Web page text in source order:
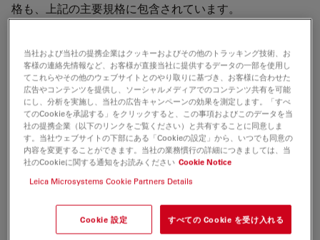
格も、上記の主要規格に包含されています。
当社および当社の提携企業はクッキーおよびその他のトラッキング技術、お
客様の連絡先情報など、お客様が直接当社に提供するデータの一部を使用し
てこれらやその他のウェブサイトとのやり取りに基づき、お客様に合わせた
広告やコンテンツを提供し、ソーシャルメディアでのコンテンツ共有を可能
にし、分析を実施し、当社の広告キャンペーンの効果を測定します。「すべ
てのCookieを承認する」をクリックすると、この事項およびこのデータを当
社の提携企業（以下のリンクをご覧ください）と共有することに同意しま
す。当社ウェブサイトの下部にある「Cookieの設定」から、いつでも同意の
内容を変更することができます。当社の業務慣行の詳細につきましては、当
社のCookieに関する通知をお読みください Cookie Notice
Leica Microsystems Cookie Partners Details
Cookie 設定 すべての Cookie を受け入れる